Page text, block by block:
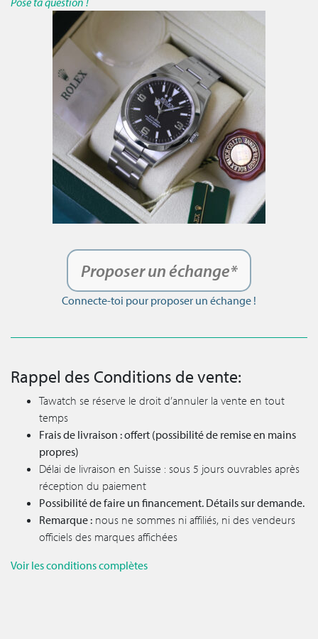
Proposer un échange*
Connecte-toi pour proposer un échange !
Rappel des Conditions de vente:
Tawatch se réserve le droit d’annuler la vente en tout
temps
Frais de livraison : offert (possibilité de remise en mains
propres)
Délai de livraison en Suisse : sous 5 jours ouvrables après
réception du paiement
Possibilité de faire un financement. Détails sur demande.
Remarque : nous ne sommes ni affiliés, ni des vendeurs
officiels des marques affichées
Voir les conditions complètes